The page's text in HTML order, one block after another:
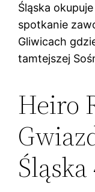
Śląska
spotkanie
Gliwicach
tamtejszej
Heiro